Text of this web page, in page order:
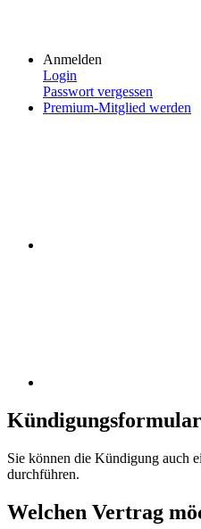
Anmelden
Login
Passwort vergessen
Premium-Mitglied werden
Kündigungsformular
Sie können die Kündigung auch
durchführen.
Welchen Vertrag